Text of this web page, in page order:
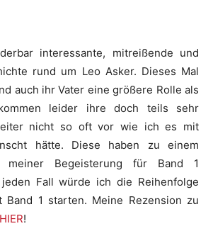
interessante, mitreißende und
rund um Leo Asker. Dieses Mal
auch ihr Vater eine größere Rolle als
leider ihre doch teils sehr
nicht so oft vor wie ich es mit
hätte. Diese haben zu einem
Begeisterung für Band 1
Fall würde ich die Reihenfolge
Band 1 starten. Meine Rezension zu
HIER!